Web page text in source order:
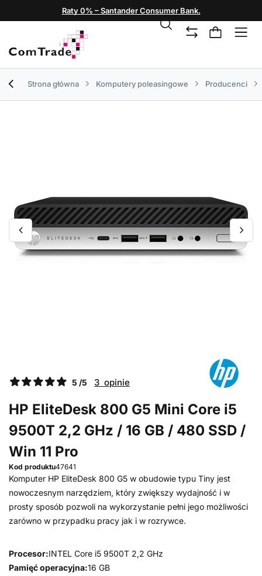
Raty 0% – Santander Consumer Bank.
Strona główna Komputery poleasingowe Producenci
5 /5 3 opinie
HP EliteDesk 800 G5 Mini Core i5
9500T 2,2 GHz / 16 GB / 480 SSD /
Win 11 Pro
Kod produktu47641
Komputer HP EliteDesk 800 G5 w obudowie typu Tiny jest
nowoczesnym narzędziem, który zwiększy wydajność i w
prosty sposób pozwoli na wykorzystanie pełni jego możliwości
zarówno w przypadku pracy jak i w rozrywce.
Procesor:INTEL Core i5 9500T 2,2 GHz
Pamięć operacyjna:16 GB